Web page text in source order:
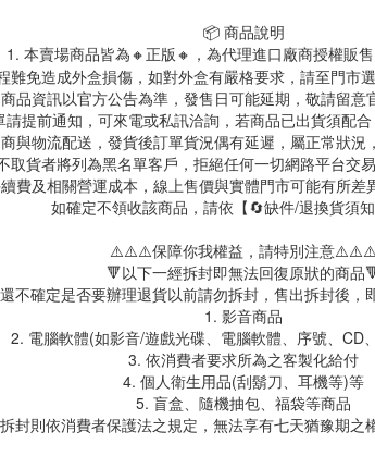
📦 商品說明
1. 本賣場商品皆為🔸正版🔸，為代理進口廠商授權販售
難免造成外盒損傷，如對外盒有嚴格要求，請至門市選
品資訊以官方公告為準，發售日可能延期，敬請留意
提前通知，可來電或私訊洽詢，若商品已出貨須配合
與物流配送，發貨後訂單貨況偶有延遲，屬正常狀況
貨者將列為黑名單客戶，拒絕任何一切網路平台交
費及相關營運成本，線上售價與實體門市可能有所差
如確定不領收該商品，請依【🔄缺件/退換貨須知
⚠️⚠️⚠️保障你我權益，請特別注意⚠️⚠️⚠️
🔻以下一經拆封即無法回復原狀的商品
不確定是否要辦理退貨以前請勿拆封，售出拆封後，
1. 影音商品
2. 電腦軟體(如影音/遊戲光碟、電腦軟體、序號、CD
3. 依消費者要求所為之客製化給付
4. 個人衛生用品(刮鬍刀、耳機等)等
5. 盲盒、隨機抽包、福袋等商品
封則依消費者保護法之規定，無法享有七天猶豫期之